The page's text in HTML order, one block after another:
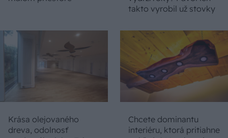
takto vyrobil už stovky
Krása olejovaného
dreva, odolnosť
Chcete dominantu
interiéru, ktorá pritiahne